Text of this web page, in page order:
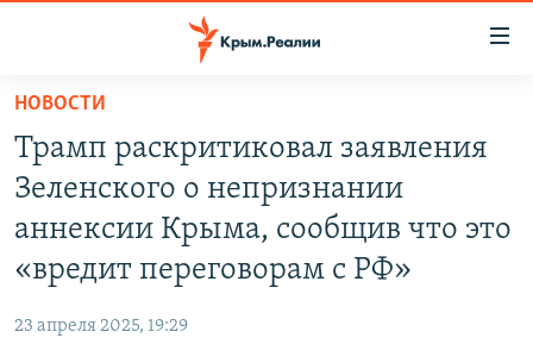
Вернуться
основному
содержанию
главной
Вернутся
СПЕЦПРОЕКТЫ
НОВОСТИ
Трамп раскритиковал заявления
Зеленского о непризнании
аннексии Крыма, сообщив что это
«вредит переговорам с РФ»
23 апреля 2025, 19:29